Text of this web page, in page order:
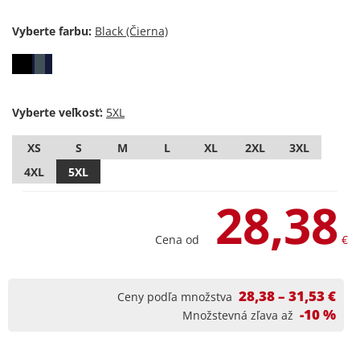
Vyberte farbu:
Vyberte veľkosť:
XS S M L XL 2XL
3XL
4XL
5XL
Cena od 28,38 €
Ceny podľa množstva 28,38 – 31,53 €
Množstevná zľava až -10 %